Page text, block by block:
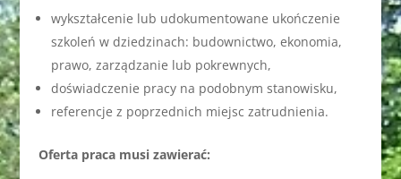
wykształcenie lub udokumentowane ukończenie
szkoleń w dziedzinach: budownictwo, ekonomia,
prawo, zarządzanie lub pokrewnych,
doświadczenie pracy na podobnym stanowisku,
referencje z poprzednich miejsc zatrudnienia.
Oferta praca musi zawierać: